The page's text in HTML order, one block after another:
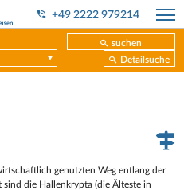
+49 2222 979214
suchen
Detailsuche
genutzten Weg entlang der
sind die Hallenkrypta (die Älteste in